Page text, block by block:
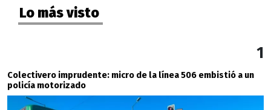
Lo más visto
1
Colectivero imprudente: micro de la línea 506 embistió a un
policía motorizado